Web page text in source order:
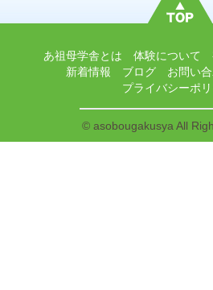
あ祖母学舎とは 体験について
新着情報
ブログ お問い
プライバシーポ
© asobougakusya All